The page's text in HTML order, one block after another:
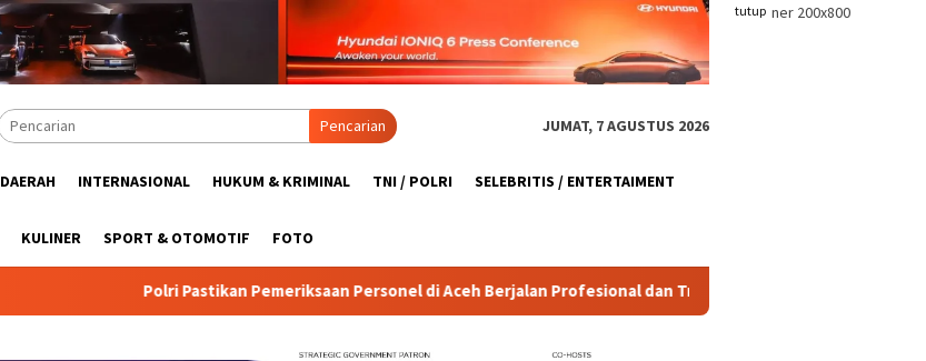
tutup
Pencarian JUMAT, 7 AGUSTUS 2026
DAERAH INTERNASIONAL HUKUM & KRIMINAL TNI / POLRI SELEBRITIS / ENTERTAIMENT
KULINER SPORT & OTOMOTIF FOTO
Polri Pastikan Pemeriksaan Personel di Aceh Berjalan Profesional dan Transparan Polda Metro Jaya Tindak